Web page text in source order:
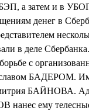
а затем и в
денег в
в деле
с
БАДЕРОМ.
БАЙНОВА.
нанес ему